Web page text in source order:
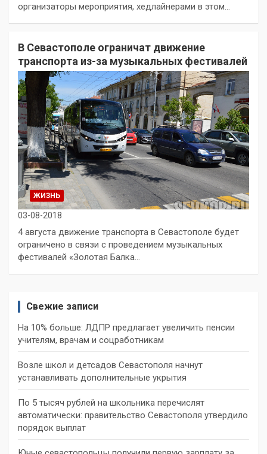
организаторы мероприятия, хедлайнерами в этом…
В Севастополе ограничат движение
транспорта из-за музыкальных фестивалей
ЖИЗНЬ
03-08-2018
4 августа движение транспорта в Севастополе будет
ограничено в связи с проведением музыкальных
фестивалей «Золотая Балка…
Свежие записи
На 10% больше: ЛДПР предлагает увеличить пенсии
учителям, врачам и соцработникам
Возле школ и детсадов Севастополя начнут
устанавливать дополнительные укрытия
По 5 тысяч рублей на школьника перечислят
автоматически: правительство Севастополя утвердило
порядок выплат